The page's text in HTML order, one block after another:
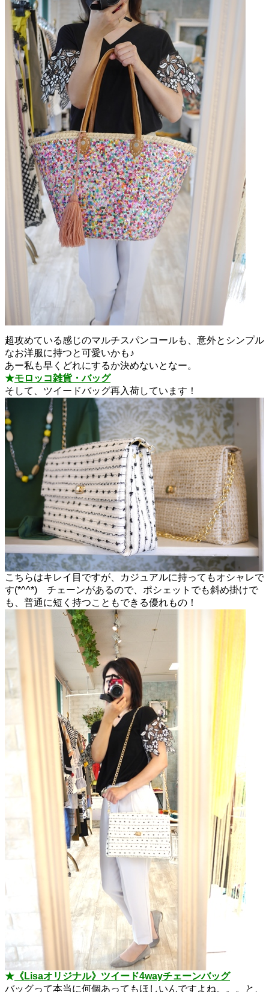
超攻めている感じのマルチスパンコールも、意外とシンプル
なお洋服に持つと可愛いかも♪
あー私も早くどれにするか決めないとなー。
★モロッコ雑貨・バッグ
そして、ツイードバッグ再入荷しています！
こちらはキレイ目ですが、カジュアルに持ってもオシャレで
す(*^^*) チェーンがあるので、ポシェットでも斜め掛けで
も、普通に短く持つこともできる優れもの！
★ 《Lisaオリジナル》ツイード4wayチェーンバッグ
バッグって本当に何個あってもほしいんですよね。。。と、